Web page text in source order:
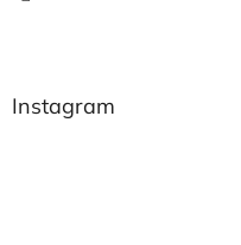
Instagram